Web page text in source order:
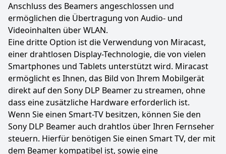
Anschluss des Beamers angeschlossen und
ermöglichen die Übertragung von Audio- und
Videoinhalten über WLAN.
Eine dritte Option ist die Verwendung von Miracast,
einer drahtlosen Display-Technologie, die von vielen
Smartphones und Tablets unterstützt wird. Miracast
ermöglicht es Ihnen, das Bild von Ihrem Mobilgerät
direkt auf den Sony DLP Beamer zu streamen, ohne
dass eine zusätzliche Hardware erforderlich ist.
Wenn Sie einen Smart-TV besitzen, können Sie den
Sony DLP Beamer auch drahtlos über Ihren Fernseher
steuern. Hierfür benötigen Sie einen Smart TV, der mit
dem Beamer kompatibel ist, sowie eine